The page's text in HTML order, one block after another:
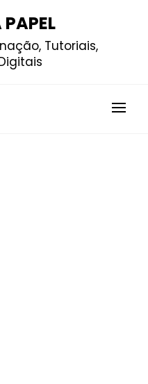
Tutoriais,